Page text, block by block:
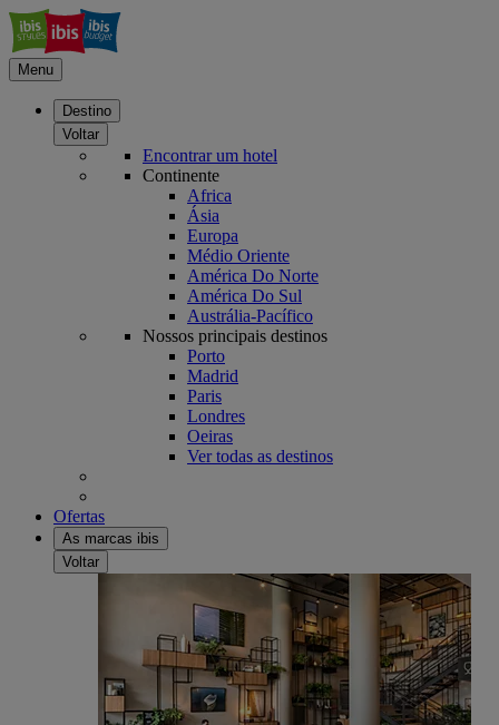
Menu
Destino
Voltar
Encontrar um hotel
Continente
Africa
Ásia
Europa
Médio Oriente
América Do Norte
América Do Sul
Austrália-Pacífico
Nossos principais destinos
Porto
Madrid
Paris
Londres
Oeiras
Ver todas as destinos
Ofertas
As marcas ibis
Voltar